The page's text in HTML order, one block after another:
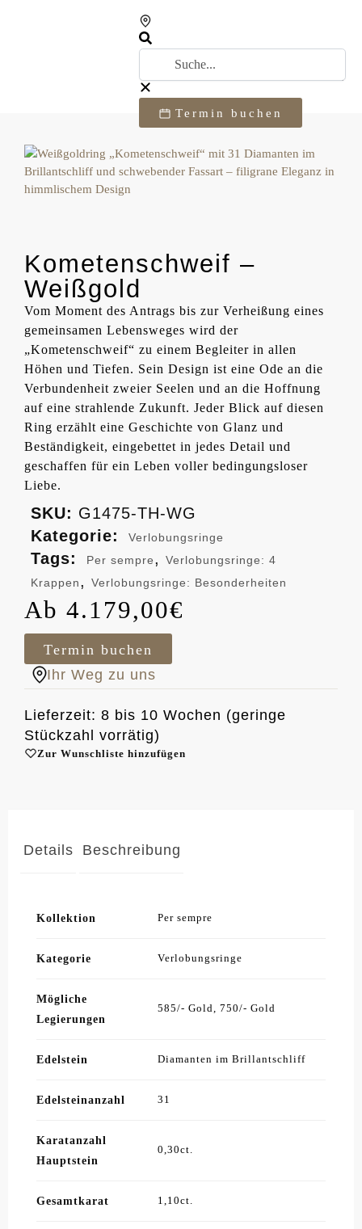
Termin buchen
Kometenschweif –
Weißgold
Vom Moment des Antrags bis zur Verheißung eines
gemeinsamen Lebensweges wird der
„Kometenschweif“ zu einem Begleiter in allen
Höhen und Tiefen. Sein Design ist eine Ode an die
Verbundenheit zweier Seelen und an die Hoffnung
auf eine strahlende Zukunft. Jeder Blick auf diesen
Ring erzählt eine Geschichte von Glanz und
Beständigkeit, eingebettet in jedes Detail und
geschaffen für ein Leben voller bedingungsloser
Liebe.
SKU: G1475-TH-WG
Kategorie:
Verlobungsringe
Tags: Per sempre,
Verlobungsringe: 4
Krappen, Verlobungsringe: Besonderheiten
4.179,00€
Termin buchen
Ihr Weg zu uns
Lieferzeit: 8 bis 10 Wochen (geringe
Stückzahl vorrätig)
Zur Wunschliste hinzufügen
Details Beschreibung
Kollektion Per sempre
Kategorie Verlobungsringe
Mögliche
Legierungen
585/- Gold, 750/- Gold
Edelstein Diamanten im Brillantschliff
Edelsteinanzahl 31
Karatanzahl
Hauptstein
0,30ct.
Gesamtkarat 1,10ct.